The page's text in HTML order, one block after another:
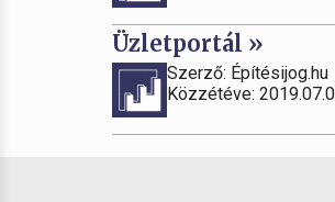
Üzletportál »
Szerző: Építésijog.hu
Közzétéve: